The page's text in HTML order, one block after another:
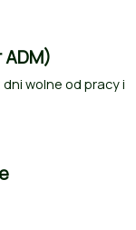
wolne od pracy i